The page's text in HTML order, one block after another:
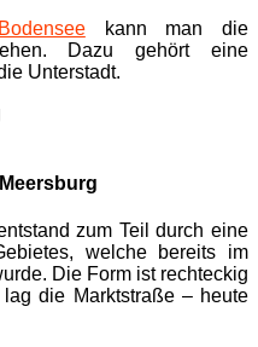
Bodenseekann man die
Dazu gehört eine
Unterstadt.
zum Teil durch eine
welche bereits im
Die Form ist rechteckig
die Marktstraße – heute